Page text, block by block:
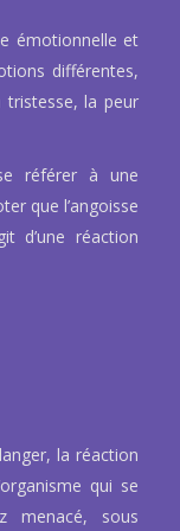
émotionnelle et
différentes,
tristesse, la peur
référer à une
que l’angoisse
d’une réaction
la réaction
qui se
menacé, sous